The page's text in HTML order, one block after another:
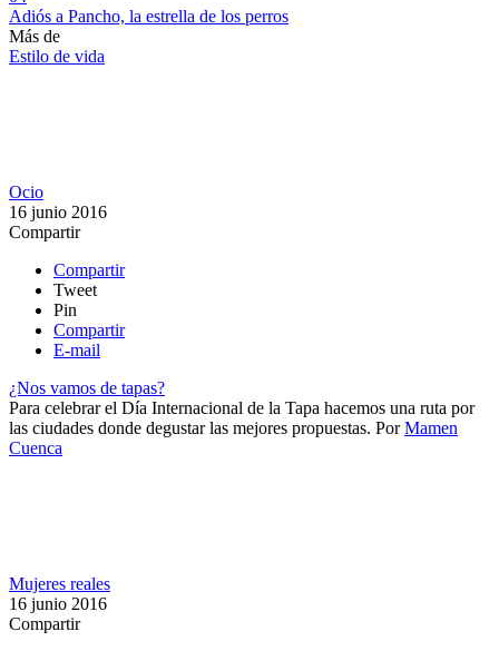
Adiós a Pancho, la estrella de los perros
Más de
Estilo de vida
Ocio
16 junio 2016
Compartir
Compartir
Tweet
Pin
Compartir
E-mail
¿Nos vamos de tapas?
Para celebrar el Día Internacional de la Tapa hacemos una ruta por
las ciudades donde degustar las mejores propuestas. PorMamen
Cuenca
Mujeres reales
16 junio 2016
Compartir